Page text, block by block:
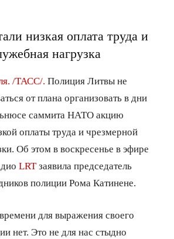
низкая оплата труда и
нагрузка
/ТАСС/. Полиция Литвы не
от плана организовать в дни
саммита НАТО акцию
оплаты труда и чрезмерной
Об этом в воскресенье в эфире
LRTзаявила председатель
полиции Рома Катинене.
для выражения своего
нет. Это не для нас стыдно